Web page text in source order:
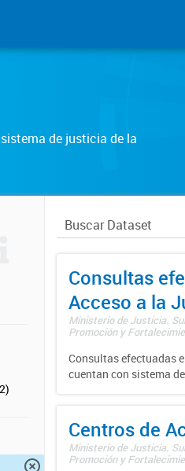
de justicia de la
Consultas
Acceso a la
Ministerio de Justicia.
Promoción y
Consultas efectuadas
cuentan con sistema
Centros de
Ministerio de Justicia.
Promoción y